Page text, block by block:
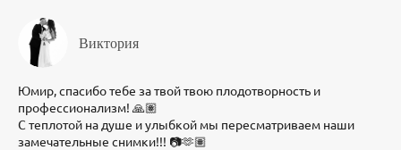
Виктория
Юмир, спасибо тебе за твой твою плодотворность и
профессионализм! 🙏🏽
С теплотой на душе и улыбкой мы пересматриваем наши
замечательные снимки!!! 📷🫶🏽